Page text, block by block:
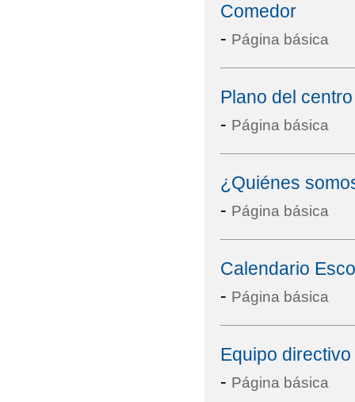
Comedor
- Página básica
Plano del centro
- Página básica
¿Quiénes
- Página básica
Calendario
- Página básica
Equipo directivo
- Página básica